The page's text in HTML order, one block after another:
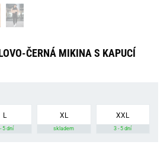
ČERNÁ MIKINA S KAPUCÍ
L
5 dní
XL
skladem
XXL
3 - 5 dní